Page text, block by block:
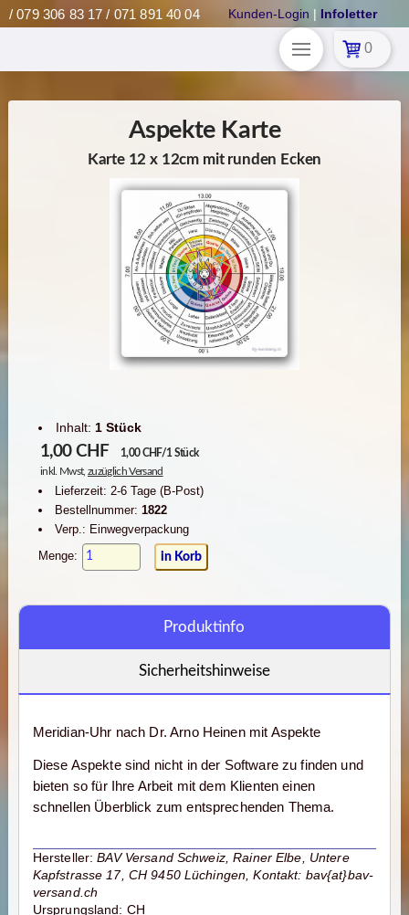
/ 079 306 83 17 / 071 891 40 04 Kunden-Login | Infoletter
0
Aspekte Karte
Karte 12 x 12cm mit runden Ecken
Inhalt: 1 Stück
1,00CHF
1,00 CHF/1 Stück
inkl. Mwst,zuzüglich Versand
Lieferzeit: 2-6 Tage (B-Post)
Bestellnummer: 1822
Verp.: Einwegverpackung
Menge:
Produktinfo
Sicherheitshinweise
Meridian-Uhr nach Dr. Arno Heinen mit Aspekte
Diese Aspekte sind nicht in der Software zu finden und
bieten so für Ihre Arbeit mit dem Klienten einen
schnellen Überblick zum entsprechenden Thema.
Hersteller:BAV Versand Schweiz, Rainer Elbe, Untere
Kapfstrasse 17, CH 9450 Lüchingen, Kontakt: bav{at}bav-
versand.ch
Ursprungsland: CH